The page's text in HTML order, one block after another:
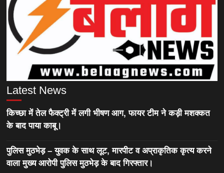
Latest News
किच्छा में तेल फैक्ट्री में लगी भीषण आग, फायर टीम ने कड़ी मशक्कत
के बाद पाया काबू।
पुलिस मुठभेड़ – युवक के साथ लूट, मारपीट व अप्राकृतिक कृत्य करने
वाला मुख्य आरोपी पुलिस मुठभेड़ के बाद गिरफ्तार।